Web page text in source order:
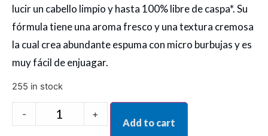
lucir un cabello limpio y hasta 100% libre de caspa*. Su
fórmula tiene una aroma fresco y una textura cremosa
la cual crea abundante espuma con micro burbujas y es
muy fácil de enjuagar.
255 in stock
- +
Add to cart